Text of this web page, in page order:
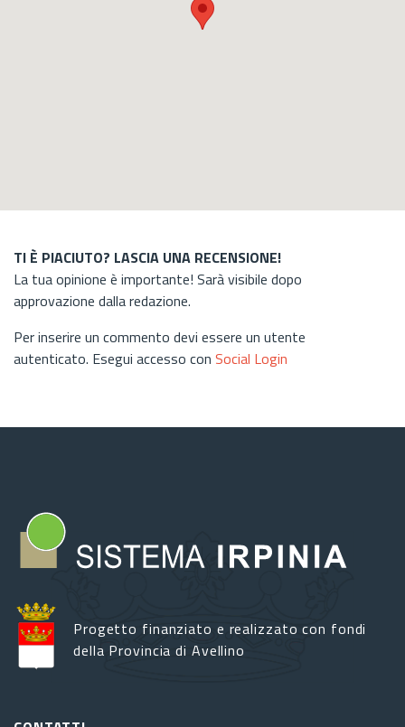
TI È PIACIUTO? LASCIA UNA RECENSIONE!
La tua opinione è importante! Sarà visibile dopo
approvazione dalla redazione.
Per inserire un commento devi essere un utente
autenticato. Esegui accesso con Social Login
Progetto finanziato e realizzato con fondi
della Provincia di Avellino